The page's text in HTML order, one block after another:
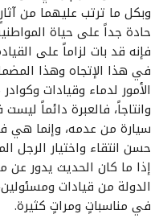
وبكل ما ترتب عليهما من
حادة جداً على حياة
فإنه قد بات لزاماً على
في هذا الإتجاه وهذا
الأمور لدماء وقيادات
وانتاجاً، فالعبرة دائماً
سيارة من عدمه، وإنما هي
حسن انتقاء واختيار الرجل
إذا ما كان الحديث يدور
الدولة من قيادات
في مناسباتٍ ومراتٍ كثيرة.